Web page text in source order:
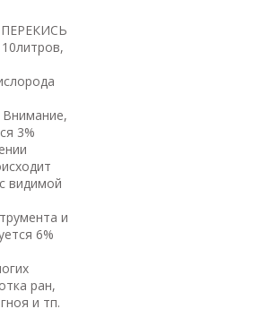
ПЕРЕКИСЬ
3%
видимой
и
6%
ран,
и тп.